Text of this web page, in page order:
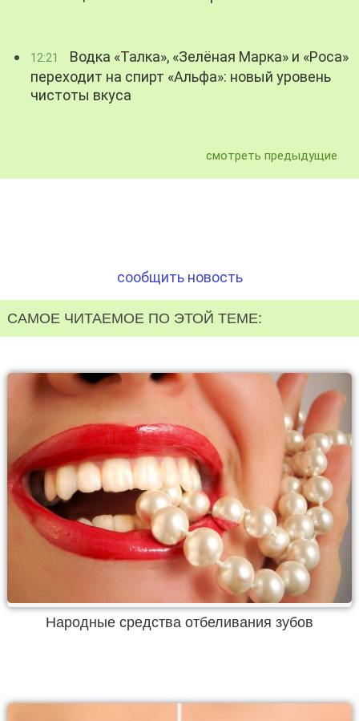
12:21
Водка «Талка», «Зелёная Марка» и «Роса»
переходит на спирт «Альфа»: новый уровень
чистоты вкуса
смотреть предыдущие
сообщить новость
САМОЕ ЧИТАЕМОЕ ПО ЭТОЙ ТЕМЕ:
Народные средства отбеливания зубов